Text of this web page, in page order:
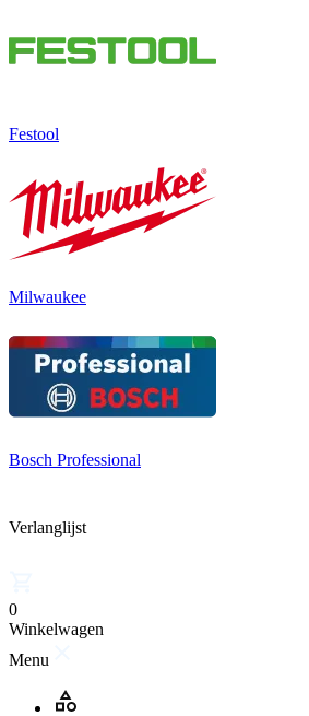
Festool
Milwaukee
Bosch Professional
Verlanglijst
0
Winkelwagen
Menu